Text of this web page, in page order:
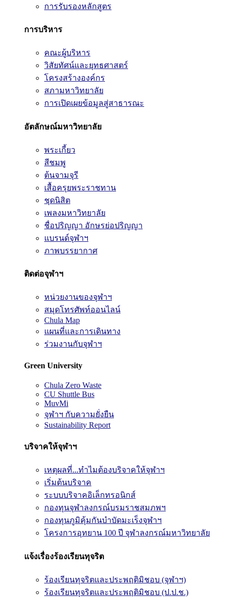
การรับรองหลักสูตร
การบริหาร
คณะผู้บริหาร
วิสัยทัศน์และยุทธศาสตร์
โครงสร้างองค์กร
สภามหาวิทยาลัย
การเปิดเผยข้อมูลสู่สาธารณะ
อัตลักษณ์มหาวิทยาลัย
พระเกี้ยว
สีชมพู
ต้นจามจุรี
เสื้อครุยพระราชทาน
ชุดนิสิต
เพลงมหาวิทยาลัย
ชื่อปริญญา อักษรย่อปริญญา
แบรนด์จุฬาฯ
ภาพบรรยากาศ
ติดต่อจุฬาฯ
หน่วยงานของจุฬาฯ
สมุดโทรศัพท์ออนไลน์
Chula Map
แผนที่และการเดินทาง
ร่วมงานกับจุฬาฯ
Green University
Chula Zero Waste
CU Shuttle Bus
MuvMi
จุฬาฯ กับความยั่งยืน
Sustainability Report
บริจาคให้จุฬาฯ
เหตุผลที่...ทำไมต้องบริจาคให้จุฬาฯ
เริ่มต้นบริจาค
ระบบบริจาคอิเล็กทรอนิกส์
กองทุนจุฬาลงกรณ์บรมราชสมภพฯ
กองทุนภูมิคุ้มกันบำบัดมะเร็งจุฬาฯ
โครงการอุทยาน 100 ปี จุฬาลงกรณ์มหาวิทยาลัย
แจ้งเรื่องร้องเรียนทุจริต
ร้องเรียนทุจริตและประพฤติมิชอบ (จุฬาฯ)
ร้องเรียนทุจริตและประพฤติมิชอบ (ป.ป.ช.)